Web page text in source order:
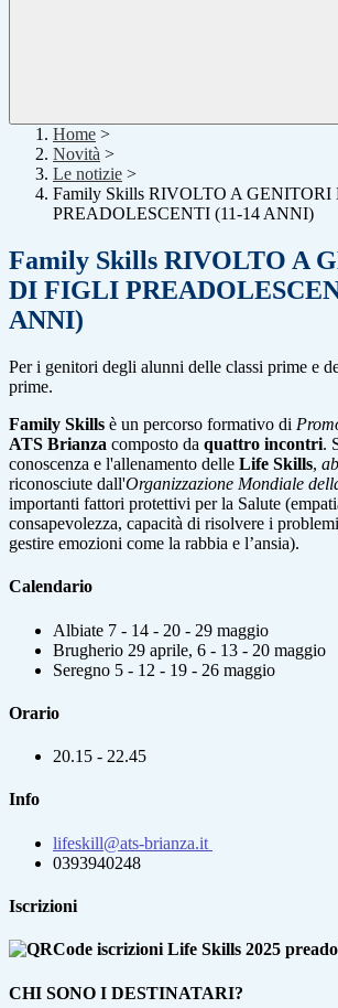
Home >
Novità >
Le notizie >
Family Skills RIVOLTO A
PREADOLESCENTI (11-14 ANNI)
Family Skills RIVOLTO A
DI FIGLI
ANNI)
Per i genitori degli alunni delle classi prime e
prime.
Family Skills è un percorso formativo di
ATS Brianza composto da quattro incontri.
conoscenza e l'allenamento delle Life Skills,
riconosciute dall'Organizzazione Mondiale
importanti fattori protettivi per la Salute
consapevolezza, capacità di risolvere i
gestire emozioni come la rabbia e l’ansia).
Calendario
Albiate 7 - 14 - 20 - 29 maggio
Brugherio 29 aprile, 6 - 13 - 20 maggio
Seregno 5 - 12 - 19 - 26 maggio
Orario
20.15 - 22.45
Info
lifeskill@ats-brianza.it
0393940248
Iscrizioni
CHI SONO I DESTINATARI?